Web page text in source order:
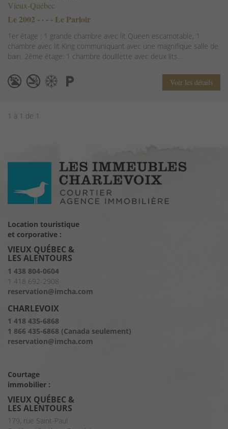
Vieux-Québec
Le 2002 - · - - Le Parloir
1er étage : 1 grande chambre avec lit Queen escamotable, 1
chambre avec lit King communiquant avec une magnifique salle de
bain. 2ème étage: 1 chambre douillette avec deux lits...
Voir les détails
1 à 1 de 1
Location touristique
et corporative :
VIEUX QUÉBEC &
LES ALENTOURS
1 438 804-0604
1 418 692-2908
reservation@imcha.com
CHARLEVOIX
1 418 435-6868
1 866 435-6868 (Canada seulement)
reservation@imcha.com
Courtage
immobilier :
VIEUX QUÉBEC &
LES ALENTOURS
179, rue Saint-Paul